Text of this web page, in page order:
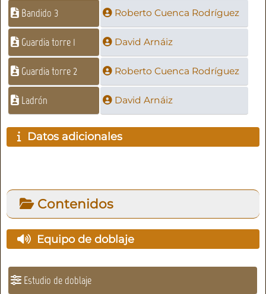
Bandido 3 Roberto Cuenca Rodríguez
Guardia torre 1 David Arnáiz
Guardia torre 2 Roberto Cuenca Rodríguez
Ladrón David Arnáiz
Datos adicionales
Contenidos
Equipo de doblaje
Estudio de doblaje